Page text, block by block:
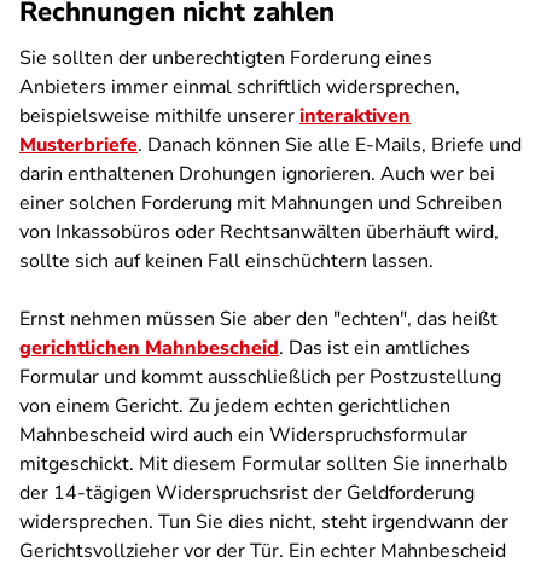
Rechnungen nicht zahlen
Sie sollten der unberechtigten Forderung eines
Anbieters immer einmal schriftlich widersprechen,
beispielsweise mithilfe unsererinteraktiven
Musterbriefe. Danach können Sie alle E-Mails, Briefe und
darin enthaltenen Drohungen ignorieren. Auch wer bei
einer solchen Forderung mit Mahnungen und Schreiben
von Inkassobüros oder Rechtsanwälten überhäuft wird,
sollte sich auf keinen Fall einschüchtern lassen.
Ernst nehmen müssen Sie aber den "echten", das heißt
gerichtlichen Mahnbescheid. Das ist ein amtliches
Formular und kommt ausschließlich per Postzustellung
von einem Gericht. Zu jedem echten gerichtlichen
Mahnbescheid wird auch ein Widerspruchsformular
mitgeschickt. Mit diesem Formular sollten Sie innerhalb
der 14-tägigen Widerspruchsrist der Geldforderung
widersprechen. Tun Sie dies nicht, steht irgendwann der
Gerichtsvollzieher vor der Tür. Ein echter Mahnbescheid